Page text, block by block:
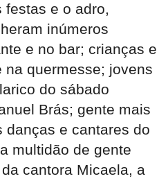
festas e o adro,
inúmeros
e no bar; crianças e
na quermesse; jovens
do sábado
Brás; gente mais
danças e cantares do
multidão de gente
cantora Micaela, a